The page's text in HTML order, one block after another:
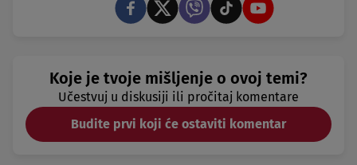
Koje je tvoje mišljenje o ovoj temi?
Učestvuj u diskusiji ili pročitaj komentare
Budite prvi koji će ostaviti komentar